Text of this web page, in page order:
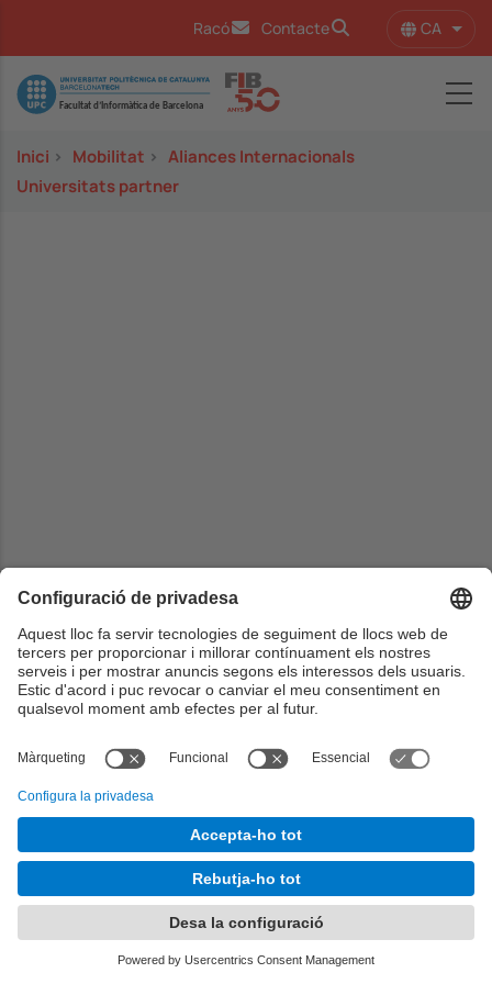
Racó Contacte CA
Image
Inici > Mobilitat > Aliances Internacionals
Universitats partner
dels altres